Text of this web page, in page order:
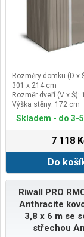
Rozměry domku (D x
301 x 214 cm
Rozměr dveří (V x Š):
Výška stěny: 172 cm
Materiál rámu:
mm
Skladem - do 3-
7 118
Do
Riwall PRO
Anthracite
3,8 x 6 m se
střechou